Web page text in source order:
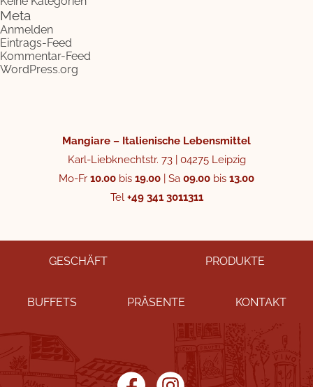
Meta
Anmelden
Eintrags-Feed
Kommentar-Feed
WordPress.org
Mangiare – Italienische Lebensmittel
Karl-Liebknechtstr. 73 | 04275 Leipzig
Mo-Fr 10.00 bis 19.00 | Sa 09.00 bis 13.00
Tel +49 341 3011311
GESCHÄFT PRODUKTE
BUFFETS PRÄSENTE KONTAKT